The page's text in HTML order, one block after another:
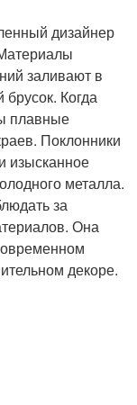
дизайнер
заливают в
Когда
плавные
Поклонники
изысканное
металла.
за
Она
декоре.